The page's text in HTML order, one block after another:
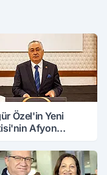
Özel'in Yeni
Afyon